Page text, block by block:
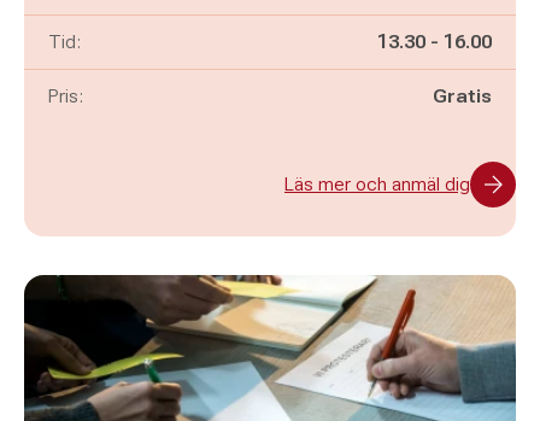
Tid: Pågår mellan
13.30 - och
16.00
Pris: Gratis
Läs mer och anmäl dig